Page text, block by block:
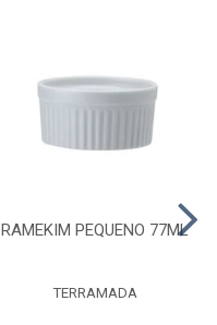
RAMEKIM PEQUENO 77ML
TERRAMADA